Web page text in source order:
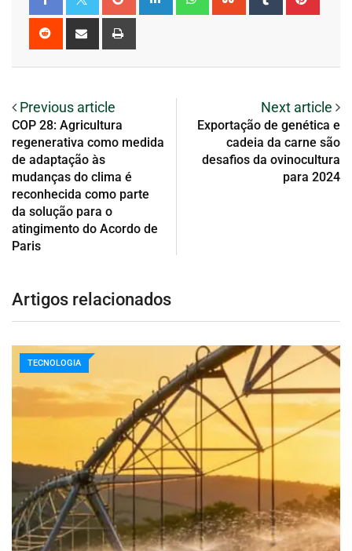
Previous article
COP 28: Agricultura
regenerativa como medida
de adaptação às
mudanças do clima é
reconhecida como parte
da solução para o
atingimento do Acordo de
Paris
Next article
Exportação de genética e
cadeia da carne são
desafios da ovinocultura
para 2024
Artigos relacionados
TECNOLOGIA